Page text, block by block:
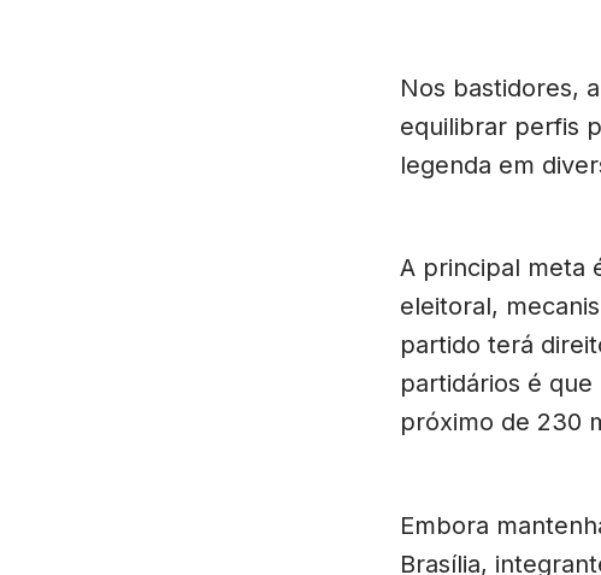
Nos bastidores,
equilibrar perfis
legenda em
A principal meta
eleitoral,
partido terá
partidários é
próximo de 230
Embora
Brasília,